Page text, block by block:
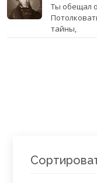
Ты обещал
тайны,